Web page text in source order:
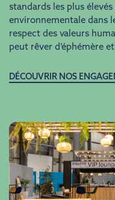
standards les plus
environnementale dans
respect des valeurs
peut rêver d’éphémère
DÉCOUVRIR NOS